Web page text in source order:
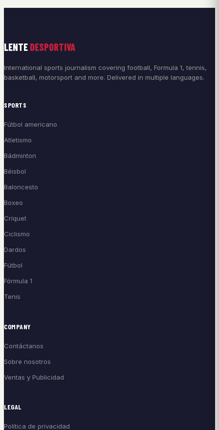
LENTE DESPORTIVA
International sports journalism covering football, Formula 1, tennis,
basketball, motorsport and more. Delivered in multiple languages.
SPORTS
Fútbol americano
Atletismo
Bádminton
Béisbol
Baloncesto
Boxeo
Críquet
Ciclismo
Dardos
Fútbol
Fórmula 1
Tenis
COMPANY
Contáctanos
Sobre nosotros
Ventas y Publicidad
LEGAL
Política de privacidad